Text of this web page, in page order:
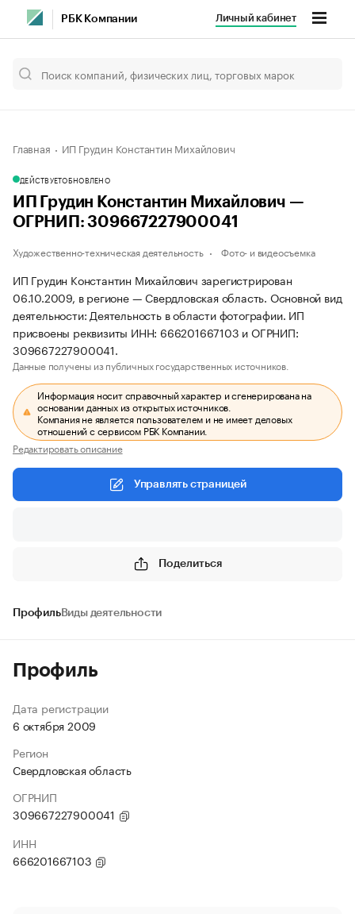
РБК Компании Личный кабинет
Главная ИП Грудин Константин Михайлович
ДЕЙСТВУЕТОБНОВЛЕНО
ИП Грудин Константин Михайлович —
ОГРНИП: 309667227900041
Художественно-техническая деятельность Фото- и видеосъемка
ИП Грудин Константин Михайлович зарегистрирован
06.10.2009, в регионе — Свердловская область. Основной вид
деятельности: Деятельность в области фотографии. ИП
присвоены реквизиты ИНН: 666201667103 и ОГРНИП:
309667227900041.
Данные получены из публичных государственных источников.
Информация носит справочный характер и сгенерирована на
основании данных из открытых источников.
Компания не является пользователем и не имеет деловых
отношений с сервисом РБК Компании.
Редактировать описание
Управлять страницей
Поделиться
ПрофильВиды деятельности
Профиль
Дата регистрации
6 октября 2009
Регион
Свердловская область
ОГРНИП
309667227900041
ИНН
666201667103